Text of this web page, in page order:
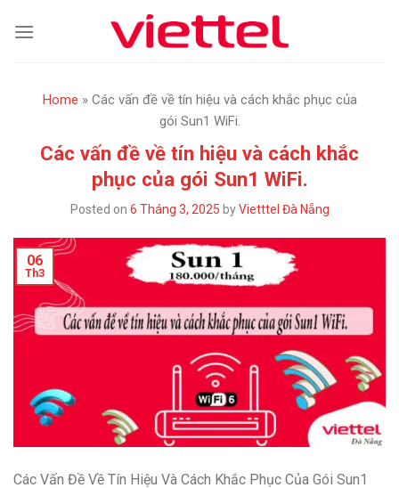
Home » Các vấn đề về tín hiệu và cách khắc phục của
gói Sun1 WiFi.
Các vấn đề về tín hiệu và cách khắc
phục của gói Sun1 WiFi.
Posted on 6 Tháng 3, 2025 byVietttel Đà Nẵng
06
Th3
Các Vấn Đề Về Tín Hiệu Và Cách Khắc Phục Của Gói Sun1